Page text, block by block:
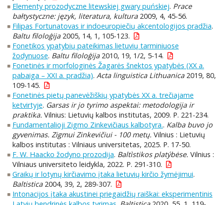
Elementy prozodyczne litewskiej gwary puńskiej. Prace
bałtystyczne: język, literatura, kultura2009, 4, 45-56.
Filipas Fortunatovas ir indoeuropiečių akcentologijos pradžia.
Baltu filoloģija2005, 14, 1, 105-123.
Fonetikos ypatybių pateikimas lietuvių tarminiuose
žodynuose. Baltu filoloģija2010, 19, 1/2, 5-14.
Fonetinės ir morfologinės Žagarės šnektos ypatybės (XX a.
pabaiga – XXI a. pradžia). Acta linguistica Lithuanica2019, 80,
109-145.
Fonetinės pietų panevėžiškių ypatybės XX a. trečiajame
ketvirtyje. Garsas ir jo tyrimo aspektai: metodologija ir
praktika. Vilnius: Lietuvių kalbos institutas, 2009. P. 221-234.
Fundamentalioji Zigmo Zinkevičiaus kalbotyra.. Kalba buvo jo
gyvenimas. Zigmui Zinkevičiui - 100 metų. Vilnius : Lietuvių
kalbos institutas : Vilniaus universitetas, 2025. P. 17-50.
F. W. Haacko žodyno prozodija. Baltìstikos platýbėse. Vilnius :
Vilniaus universiteto leidykla, 2022. P. 291-310.
Graikų ir lotynų kirčiavimo įtaka lietuvių kirčio žymėjimui.
Baltistica2004, 39, 2, 289-307.
Intonacijos įtaka akustinei priegaidžių raiškai: eksperimentinis